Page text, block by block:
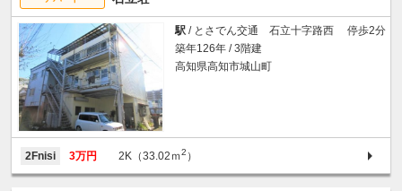
駅 / とさでん交通 石立十字路西 停歩2分
築年126年 / 3階建
高知県高知市城山町
2Fnisi 3万円 2K（33.02ｍ2 ）